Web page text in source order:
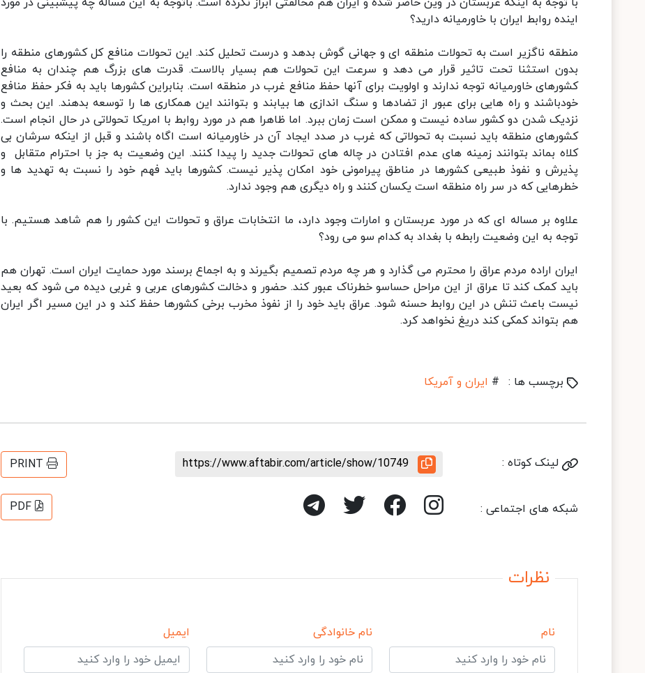
اینده روابط ایران با خاورمیانه دارید؟
منطقه ناگزیر است به تحولات منطقه ای و جهانی گوش بدهد و درست تحلیل کند. این تحولات منافع کل کشورهای منطقه را
بدون استثنا تحت تاثیر قرار می دهد و سرعت این تحولات هم بسیار بالاست. قدرت های بزرگ هم چندان به منافع
کشورهای خاورمیانه توجه ندارند و اولویت برای آنها حفظ منافع غرب در منطقه است. بنابراین کشورها باید به فکر حفظ منافع
خودباشند و راه هایی برای عبور از تضادها و سنگ اندازی ها بیابند و بتوانند این همکاری ها را توسعه بدهند. این بحث و
نزدیک شدن دو کشور ساده نیست و ممکن است زمان ببرد. اما ظاهرا هم در مورد روابط با امریکا تحولاتی در حال انجام است.
کشورهای منطقه باید نسبت به تحولاتی که غرب در صدد ایجاد آن در خاورمیانه است اگاه باشند و قبل از اینکه سرشان بی
کلاه بماند بتوانند زمینه های عدم افتادن در چاله های تحولات جدید را پیدا کنند. این وضعیت به جز با احترام متقابل و
پذیرش و نفوذ طبیعی کشورها در مناطق پیرامونی خود امکان پذیر نیست. کشورها باید فهم خود را نسبت به تهدید ها و
خطرهایی که در سر راه منطقه است یکسان کنند و راه دیگری هم وجود ندارد.
علاوه بر مساله ای که در مورد عربستان و امارات وجود دارد، ما انتخابات عراق و تحولات این کشور را هم شاهد هستیم. با
توجه به این وضعیت رابطه با بغداد به کدام سو می رود؟
ایران اراده مردم عراق را محترم می گذارد و هر چه مردم تصمیم بگیرند و به اجماع برسند مورد حمایت ایران است. تهران هم
باید کمک کند تا عراق از این مراحل حساسو خطرناک عبور کند. حضور و دخالت کشورهای عربی و غربی دیده می شود که بعید
نیست باعث تنش در این روابط حسنه شود. عراق باید خود را از نفوذ مخرب برخی کشورها حفظ کند و در این مسیر اگر ایران
هم بتواند کمکی کند دریغ نخواهد کرد.
برچسب ها : # ایران و آمریکا
لینک کوتاه : https://www.aftabir.com/article/show/10749
PRINT
شبکه های اجتماعی : PDF
نظرات
نام نام خانوادگی ایمیل